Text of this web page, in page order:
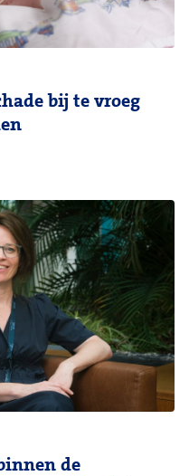
bij te vroeg
de